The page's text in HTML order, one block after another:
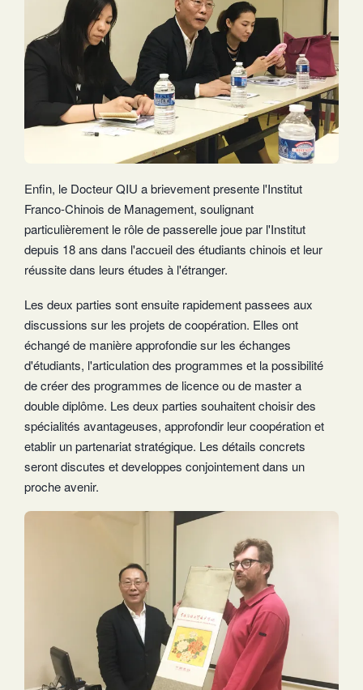
Enfin, le Docteur QIU a brievement presente l'Institut
Franco-Chinois de Management, soulignant
particulièrement le rôle de passerelle joue par l'Institut
depuis 18 ans dans l'accueil des étudiants chinois et leur
réussite dans leurs études à l'étranger.
Les deux parties sont ensuite rapidement passees aux
discussions sur les projets de coopération. Elles ont
échangé de manière approfondie sur les échanges
d'étudiants, l'articulation des programmes et la possibilité
de créer des programmes de licence ou de master a
double diplôme. Les deux parties souhaitent choisir des
spécialités avantageuses, approfondir leur coopération et
etablir un partenariat stratégique. Les détails concrets
seront discutes et developpes conjointement dans un
proche avenir.